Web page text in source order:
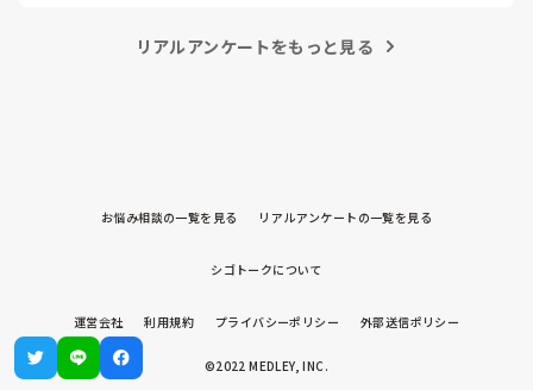
リアルアンケートをもっと見る
お悩み相談の一覧を見る リアルアンケートの一覧を見る
シゴトークについて
運営会社 利用規約 プライバシーポリシー 外部送信ポリシー
©2022 MEDLEY, INC.